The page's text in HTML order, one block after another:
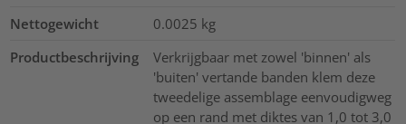
Nettogewicht
0.0025 kg
Productbeschrijving
Verkrijgbaar met zowel 'binnen' als
'buiten' vertande banden klem deze
tweedelige assemblage eenvoudigweg
op een rand met diktes van 1,0 tot 3,0